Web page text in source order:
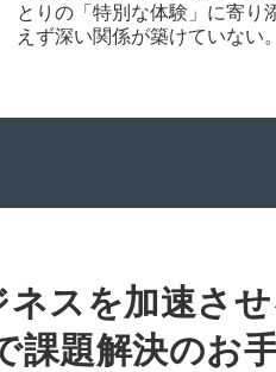
とりの「特別な体験」に寄り
えず深い関係が築けていない。
スを加速させ
課題解決のお